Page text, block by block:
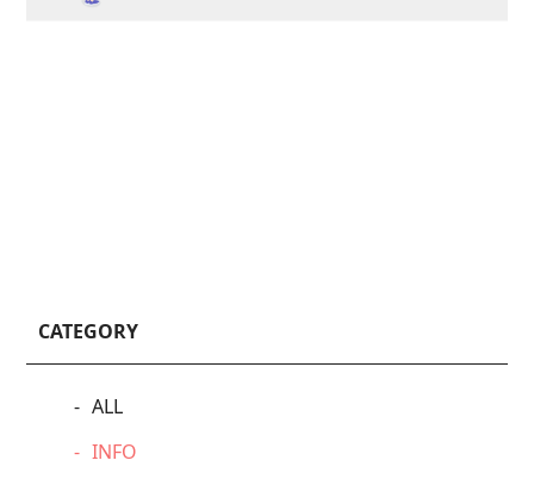
CATEGORY
ALL
INFO